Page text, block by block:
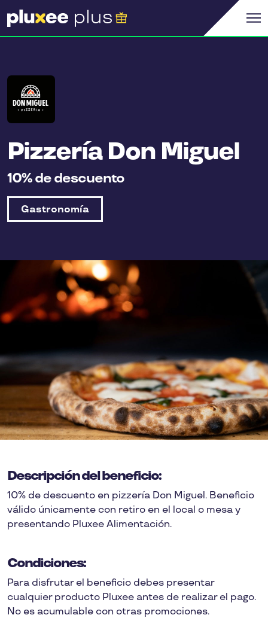
Pizzería Don Miguel
10% de descuento
Gastronomía
Descripción del beneficio:
10% de descuento en pizzería Don Miguel. Beneficio
válido únicamente con retiro en el local o mesa y
presentando Pluxee Alimentación.
Condiciones:
Para disfrutar el beneficio debes presentar
cualquier producto Pluxee antes de realizar el pago.
No es acumulable con otras promociones.